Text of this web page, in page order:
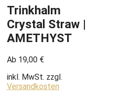
Trinkhalm
Crystal Straw |
AMETHYST
Ab 19,00 €
inkl. MwSt. zzgl.
Versandkosten